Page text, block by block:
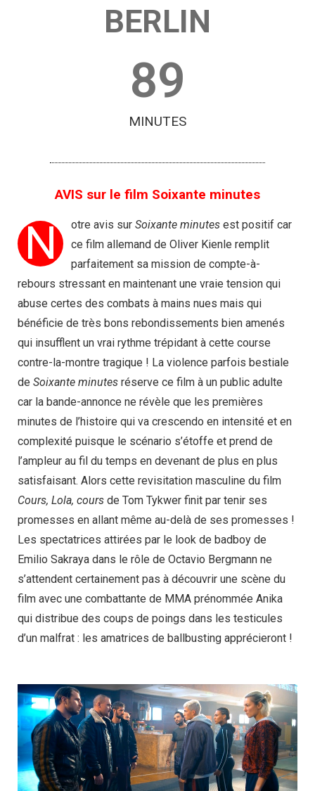
BERLIN
89
MINUTES
AVIS sur le film Soixante minutes
N otre avis sur Soixante minutes est positif car
ce film allemand de Oliver Kienle remplit
parfaitement sa mission de compte-à-
rebours stressant en maintenant une vraie tension qui
abuse certes des combats à mains nues mais qui
bénéficie de très bons rebondissements bien amenés
qui insufflent un vrai rythme trépidant à cette course
contre-la-montre tragique ! La violence parfois bestiale
de Soixante minutes réserve ce film à un public adulte
car la bande-annonce ne révèle que les premières
minutes de l’histoire qui va crescendo en intensité et en
complexité puisque le scénario s’étoffe et prend de
l’ampleur au fil du temps en devenant de plus en plus
satisfaisant. Alors cette revisitation masculine du film
Cours, Lola, cours de Tom Tykwer finit par tenir ses
promesses en allant même au-delà de ses promesses !
Les spectatrices attirées par le look de badboy de
Emilio Sakraya dans le rôle de Octavio Bergmann ne
s’attendent certainement pas à découvrir une scène du
film avec une combattante de MMA prénommée Anika
qui distribue des coups de poings dans les testicules
d’un malfrat : les amatrices de ballbusting apprécieront !